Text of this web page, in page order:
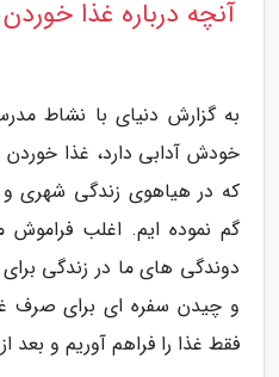
آنچه درباره غذا
به گزارش دنیای با نشاط
خودش آدابی دارد، غذا
که در هیاهوی زندگی شهری
گم نموده ایم. اغلب
دوندگی های ما در زندگی
و چیدن سفره ای برای صرف
فقط غذا را فراهم آوریم و بعد